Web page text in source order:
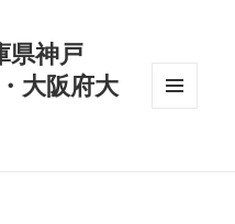
県神戸
大阪府大